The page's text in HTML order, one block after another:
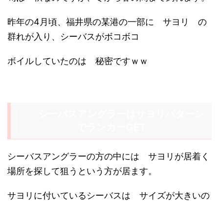
昨年の4月頃、福井県の某港の一部に サヨリ の
群れが入り、シーバスがボコボコ
ボイルしていたのは 秘密ですｗｗ
シーバスアングラーの方の中には サヨリが居着く
場所を探して狙うという方が居ます。
サヨリに付いているシーバスは サイズが大きいの